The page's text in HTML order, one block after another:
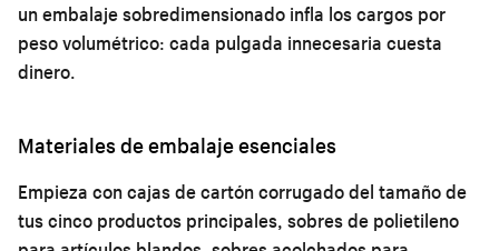
un embalaje sobredimensionado infla los cargos por
peso volumétrico: cada pulgada innecesaria cuesta
dinero.
Materiales de embalaje esenciales
Empieza con cajas de cartón corrugado del tamaño de
tus cinco productos principales, sobres de polietileno